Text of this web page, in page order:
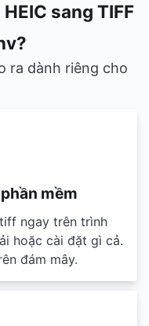
sang TIFF
ra dành riêng cho
mềm
ngay trên trình
hoặc cài đặt gì cả.
đám mây.